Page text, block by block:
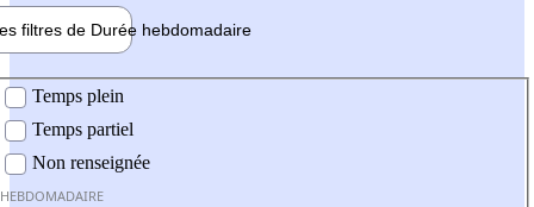
filtres de Durée hebdomadaire
Temps plein
Temps partiel
Non renseignée